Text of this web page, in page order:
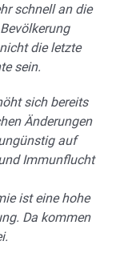
schnell an die
die letzte
sein.
sich bereits
Änderungen
auf
Immunflucht
ist eine hohe
Da kommen